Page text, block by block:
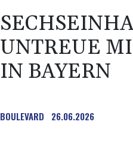
UNTREUE
IN BAYERN
BOULEVARD 26.06.2026